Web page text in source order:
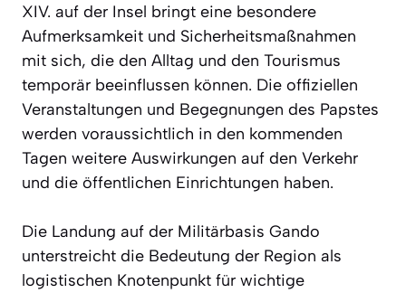
XIV. auf der Insel bringt eine besondere
Aufmerksamkeit und Sicherheitsmaßnahmen
mit sich, die den Alltag und den Tourismus
temporär beeinflussen können. Die offiziellen
Veranstaltungen und Begegnungen des Papstes
werden voraussichtlich in den kommenden
Tagen weitere Auswirkungen auf den Verkehr
und die öffentlichen Einrichtungen haben.
Die Landung auf der Militärbasis Gando
unterstreicht die Bedeutung der Region als
logistischen Knotenpunkt für wichtige